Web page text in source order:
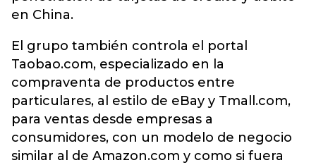
en China.
El grupo también controla el portal
Taobao.com, especializado en la
compraventa de productos entre
particulares, al estilo de eBay y Tmall.com,
para ventas desde empresas a
consumidores, con un modelo de negocio
similar al de Amazon.com y como si fuera